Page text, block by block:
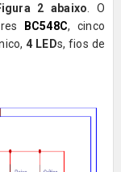
2 abaixo . O
BC548C, cinco
4 LEDs, fios de